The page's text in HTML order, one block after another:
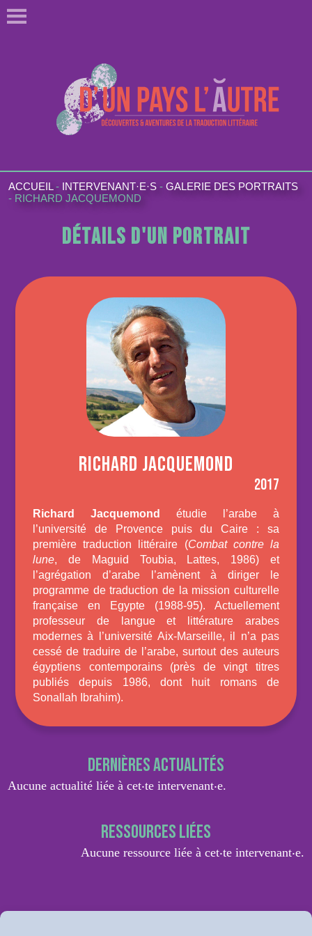
ACCUEIL- INTERVENANT·E·S - GALERIE DES PORTRAITS
- RICHARD JACQUEMOND
Détails d'un portrait
RICHARD JACQUEMOND
2017
Richard Jacquemond
étudie l’arabe à
l’université de Provence puis du Caire : sa
première traduction littéraire (Combat contre la
lune, de Maguid Toubia, Lattes, 1986) et
l’agrégation d’arabe l’amènent à diriger le
programme de traduction de la mission culturelle
française en Egypte (1988-95). Actuellement
professeur de langue et littérature arabes
modernes à l’université Aix-Marseille, il n’a pas
cessé de traduire de l’arabe, surtout des auteurs
égyptiens contemporains (près de vingt titres
publiés depuis 1986, dont huit romans de
Sonallah Ibrahim).
Dernières actualités
Aucune actualité liée à cet‧te intervenant‧e.
Ressources liées
Aucune ressource liée à cet‧te intervenant‧e.